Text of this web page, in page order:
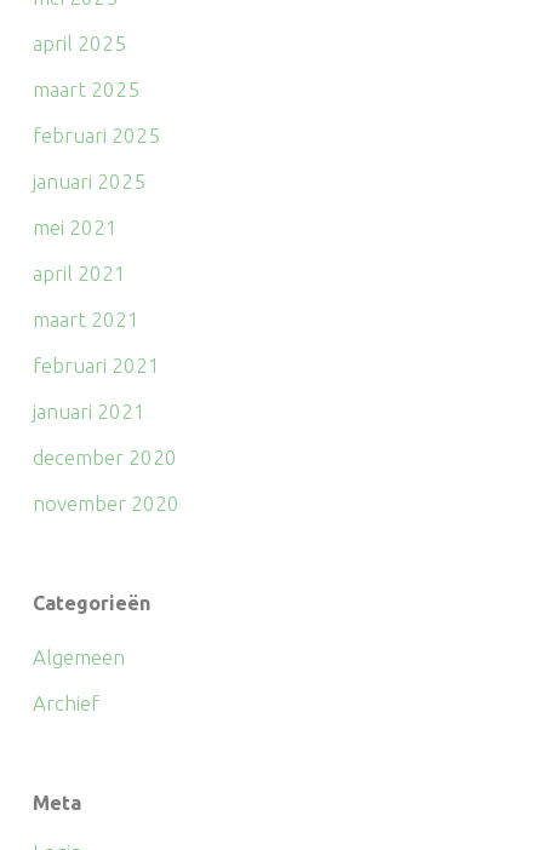
april 2025
maart 2025
februari 2025
januari 2025
mei 2021
april 2021
maart 2021
februari 2021
januari 2021
december 2020
november 2020
Categorieën
Algemeen
Archief
Meta